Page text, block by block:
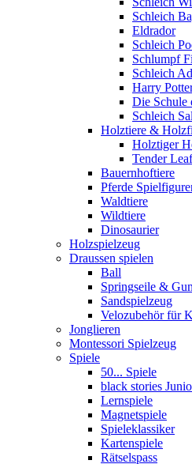
Schleich
Eldrador
Schleich
Schlumpf
Schleich
Harry
Die Schule
Schleich
Holztiere &
Holztiger
Tender
Bauernhoftiere
Pferde
Waldtiere
Wildtiere
Dinosaurier
Holzspielzeug
Draussen spielen
Ball
Springseile &
Sandspielzeug
Velozubehör für
Jonglieren
Montessori Spielzeug
Spiele
50... Spiele
black stories
Lernspiele
Magnetspiele
Spieleklassiker
Kartenspiele
Rätselspass